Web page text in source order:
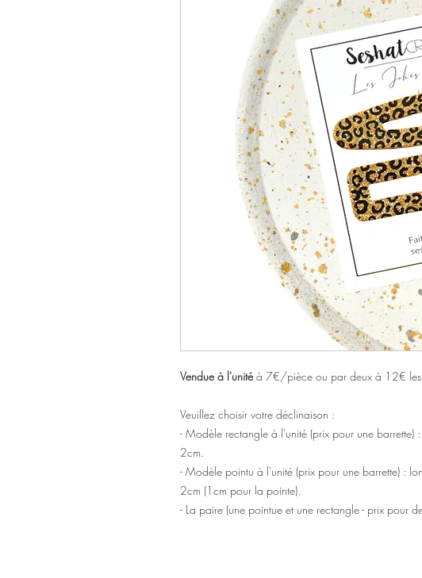
Vendue à l'unitéà 7€/pièce ou par deux à 12€ les
Veuillez choisir votre déclinaison :
- Modèle rectangle à l'unité (prix pour une
2cm.
- Modèle pointu à l'unité (prix pour une barrette) :
2cm (1cm pour la pointe).
- La paire (une pointue et une rectangle - prix pour